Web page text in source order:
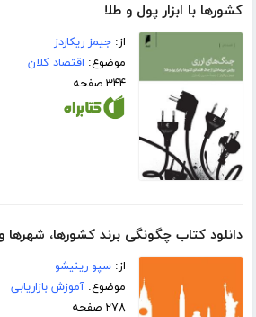
کشورها با ابزار پول و طلا
از:جیمز ریکاردز
موضوع: اقتصاد کلان
۳۴۴ صفحه
دانلود کتاب چگونگی برند کشورها،
از:سپو رینیشو
موضوع:آموزش بازاریابی
۲۷۸ صفحه